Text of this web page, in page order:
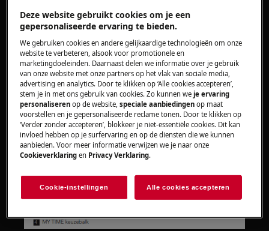
OPMERKING: De methode kan verschillen
afhankelijk van het type bedieningspaneel
van de vaatwasser.
Vaatwassers met Quick Select
bediening:Als het bedieningspaneel er
gelijkaardig uitziet als de afbeelding
hierboven, volg dan deze stappen:
Deze website gebruikt cookies om je een
gepersonaliseerde ervaring te bieden.
We gebruiken cookies en andere gelijkaardige technologieën om onze
website te verbeteren, alsook voor promotionele en
marketingdoeleinden. Daarnaast delen we informatie over je gebruik
van onze website met onze partners op het vlak van sociale media,
advertising en analytics. Door te klikken op ‘Alle cookies accepteren’,
stem je in met ons gebruik van cookies. Zo kunnen weje ervaring
personaliseren op de website,speciale aanbiedingen op maat
voorstellen en je gepersonaliseerde reclame tonen. Door te klikken op
‘Verder zonder accepteren’, blokkeer je niet-essentiële cookies. Dit kan
invloed hebben op je surfervaring en op de diensten die we kunnen
aanbieden. Voor meer informatie verwijzen we je naar onze
Cookieverklaring en Privacy Verklaring.
Cookie-instellingen Alle cookies accepteren